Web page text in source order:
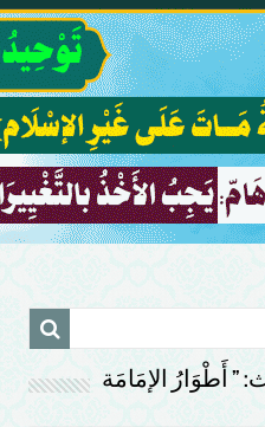
” أَطْوَارُ الإمَامَة